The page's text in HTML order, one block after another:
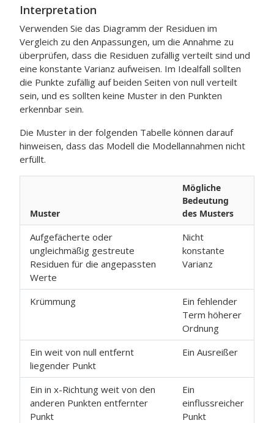
Interpretation
Verwenden Sie das Diagramm der Residuen im
Vergleich zu den Anpassungen, um die Annahme zu
überprüfen, dass die Residuen zufällig verteilt sind und
eine konstante Varianz aufweisen. Im Idealfall sollten
die Punkte zufällig auf beiden Seiten von null verteilt
sein, und es sollten keine Muster in den Punkten
erkennbar sein.
Die Muster in der folgenden Tabelle können darauf
hinweisen, dass das Modell die Modellannahmen nicht
erfüllt.
Muster
Mögliche
Bedeutung
des Musters
Aufgefächerte oder
ungleichmäßig gestreute
Residuen für die angepassten
Werte
Nicht
konstante
Varianz
Krümmung
Ein fehlender
Term höherer
Ordnung
Ein weit von null entfernt
liegender Punkt
Ein Ausreißer
Ein in x-Richtung weit von den
anderen Punkten entfernter
Punkt
Ein
einflussreicher
Punkt